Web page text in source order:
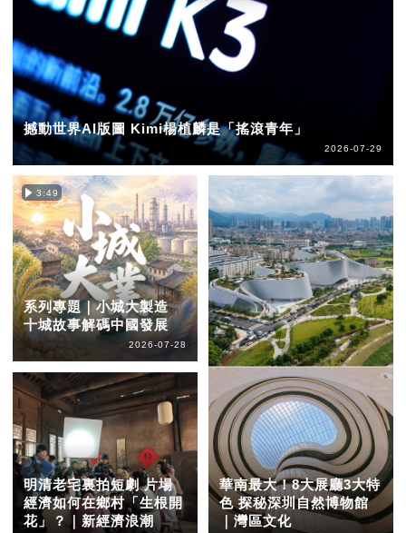
撼動世界AI版圖 Kimi楊植麟是「搖滾青年」
2026-07-29
3:49
系列專題｜小城大製造
十城故事解碼中國發展
2026-07-28
明清老宅裏拍短劇 片場
經濟如何在鄉村「生根開
花」？｜新經濟浪潮
華南最大！8大展廳3大特
色 探秘深圳自然博物館
｜灣區文化